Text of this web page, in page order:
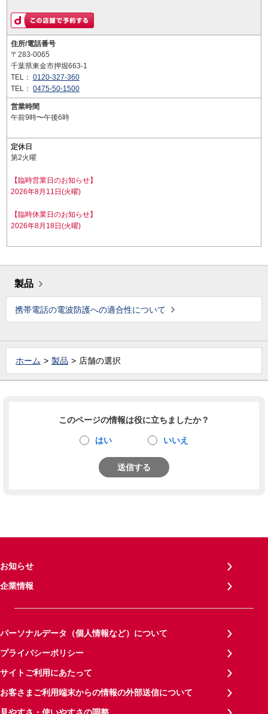
住所/電話番号
〒283-0065
千葉県東金市押堀663-1
TEL： 0120-327-360
TEL： 0475-50-1500
営業時間
午前9時〜午後6時
定休日
第2火曜
【臨時営業日のお知らせ】
2026年8月11日(火曜)
【臨時休業日のお知らせ】
2026年8月18日(火曜)
製品
携帯電話の電波防護への適合性について
ホーム 製品 店舗の選択
このページの情報は役に立ちましたか？
はい いいえ
送信する
お知らせ
企業情報
パーソナルデータ（個人情報など）について
プライバシーポリシー
サイトご利用にあたって
お客さまご利用端末からの情報の外部送信について